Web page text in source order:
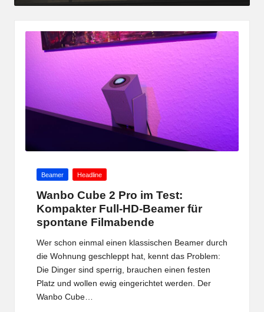
Posted
Beamer Headline
Wanbo Cube 2 Pro im Test:
Kompakter Full-HD-Beamer für
spontane Filmabende
Wer schon einmal einen klassischen Beamer durch
die Wohnung geschleppt hat, kennt das Problem:
Die Dinger sind sperrig, brauchen einen festen
Platz und wollen ewig eingerichtet werden. Der
Wanbo Cube…